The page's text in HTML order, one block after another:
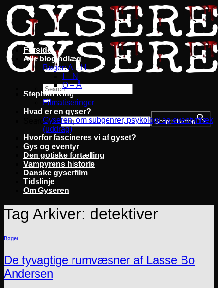
Fortsæt
til
indhold
Search for: Search Button
Forside
Alle blogindlæg
Bøger: A – H
I – N
O – Å
Stephen King
Filmatiseringer
Hvad er en gyser?
Gyseren: om subgenrer, psykologi og eventyrtræk
(uddrag)
Hvorfor fascineres vi af gyset?
Gys og eventyr
Den gotiske fortælling
Vampyrens historie
Danske gyserfilm
Tidslinje
Om Gyseren
Tag Arkiver: detektiver
Bøger
De tyvagtige rumvæsner af Lasse Bo
Andersen